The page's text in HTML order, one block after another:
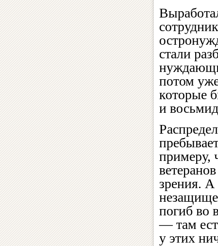
стали
потом
которые
и
примеру,
зрения.
погиб во
— там
у этих